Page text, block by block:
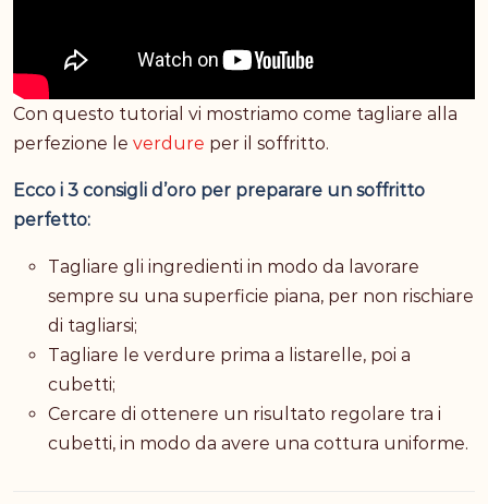
Con questo tutorial vi mostriamo come tagliare alla
perfezione le verdure per il soffritto.
Ecco i 3 consigli d’oro per preparare un soffritto
perfetto:
Tagliare gli ingredienti in modo da lavorare
sempre su una superficie piana, per non rischiare
di tagliarsi;
Tagliare le verdure prima a listarelle, poi a
cubetti;
Cercare di ottenere un risultato regolare tra i
cubetti, in modo da avere una cottura uniforme.